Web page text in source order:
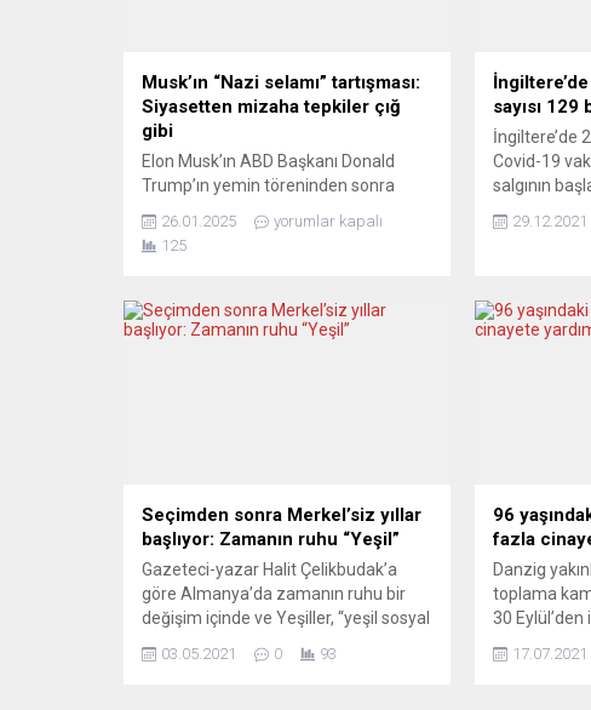
Musk’ın “Nazi selamı” tartışması:
Siyasetten mizaha tepkiler çığ
gibi
Elon Musk’ın ABD Başkanı Donald
Trump’ın yemin töreninden sonra
skandallar tarihine yeni bir sayfa
ekledi. Musk, sağ elini kalbine koyup
hareketiyle büyük bir tepki fırtınası
başlattı. Hitler selamını andıran bu
26.01.2025
yorumlar kapalı
125
sayısı
İngiltere’de
Covid-19
salgının
geçmiş oldu.
tespit edildi.
29.12.2021
Seçimden sonra Merkel’siz yıllar
başlıyor: Zamanın ruhu “Yeşil”
Gazeteci-yazar Halit Çelikbudak’a
göre Almanya’da zamanın ruhu bir
değişim içinde ve Yeşiller, “yeşil sosyal
programıyla yepyeni bir dünya
03.05.2021 0 93
96
fazla
Danzig
toplama
30
mahkeme
17.07.2021